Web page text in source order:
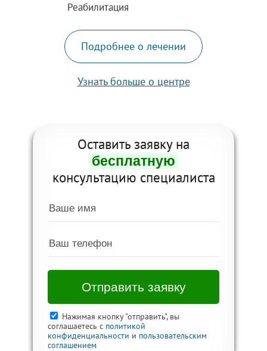
Реабилитация
Подробнее о лечении
Узнать больше о центре
Оставить заявку на
бесплатную
консультацию специалиста
Нажимая кнопку "отправить", вы
соглашаетесь с политикой
конфиденциальности и пользовательским
соглашением